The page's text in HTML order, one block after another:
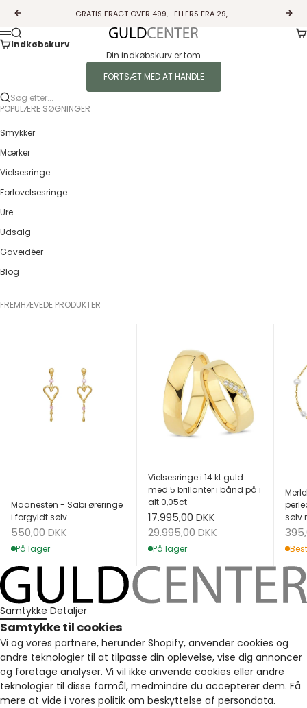
Forrige
GRATIS FRAGT OVER 499,- ELLERS FRA 29,-
Guldcenter
Menu
Søg
Indkøbskurv
Din indkøbskurv er tom
FORTSÆT MED AT HANDLE
Søg efter...
POPULÆRE SØGNINGER
Smykker
Mærker
Vielsesringe
Forlovelsesringe
Ure
Udsalg
Gaveidéer
Blog
FREMHÆVEDE PRODUKTER
Maanesten - Sabi øreringe
i forgyldt sølv
Salgspris
550,00 DKK
På lager
Vielsesringe i 14 kt guld
med 5 brillanter i bånd på i
alt 0,05ct
Salgspris
17.995,00 DKK
Normalpris
29.995,00 DKK
På lager
sølv
Samtykke Detaljer
Samtykke til cookies
Vi og vores partnere, herunder Shopify, anvender cookies og
andre teknologier til at tilpasse din oplevelse, vise dig annoncer
og foretage analyser. Vi vil ikke anvende cookies eller andre
teknologier til disse formål, medmindre du accepterer dem. Få
mere at vide i vores politik om beskyttelse af persondata.